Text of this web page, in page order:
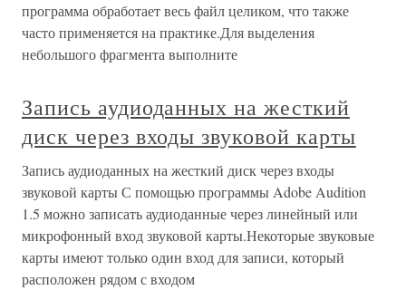
программа обработает весь файл целиком, что также
часто применяется на практике.Для выделения
небольшого фрагмента выполните
Запись аудиоданных на жесткий
диск через входы звуковой карты
Запись аудиоданных на жесткий диск через входы
звуковой карты С помощью программы Adobe Audition
1.5 можно записать аудиоданные через линейный или
микрофонный вход звуковой карты.Некоторые звуковые
карты имеют только один вход для записи, который
расположен рядом с входом